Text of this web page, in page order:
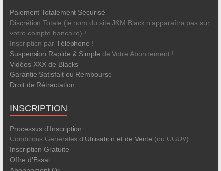
Paiement Totalement Sécurisé
Discrétion Totale (le nom du site J&M Black n’apparaîtra pas sur
votre compte bancaire) !
Inscription par Téléphone !
Suspension Rapide & Simple de Votre Abonnement !
Vidéos XXX de Blacks
Garantie Satisfait ou Remboursé
Droit de Rétractation
INSCRIPTION
Processus d'Inscription
Conditions Générales d'Utilisation et de Vente (ou CGUV)
Inscription Gratuite
Offre d'Essai